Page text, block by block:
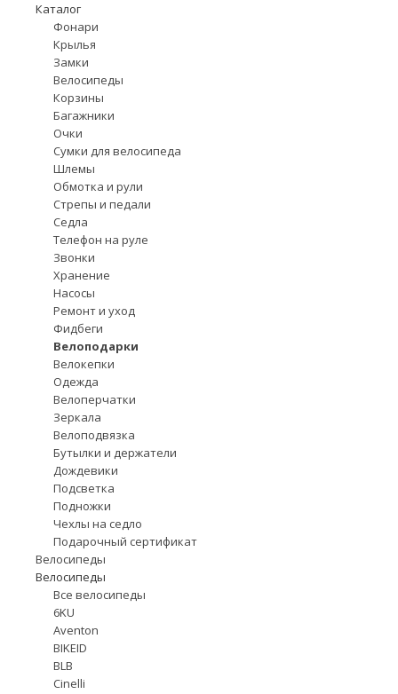
Каталог
Фонари
Крылья
Замки
Велосипеды
Корзины
Багажники
Очки
Сумки для велосипеда
Шлемы
Обмотка и рули
Стрепы и педали
Седла
Телефон на руле
Звонки
Хранение
Насосы
Ремонт и уход
Фидбеги
Велоподарки
Велокепки
Одежда
Велоперчатки
Зеркала
Велоподвязка
Бутылки и держатели
Дождевики
Подсветка
Подножки
Чехлы на седло
Подарочный сертификат
Велосипеды
Велосипеды
Все велосипеды
6KU
Aventon
BIKEID
BLB
Cinelli